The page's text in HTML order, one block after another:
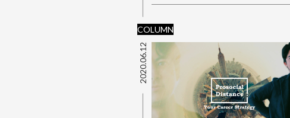
COLUMN
2020.06.12